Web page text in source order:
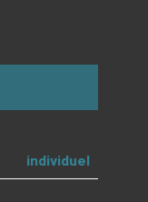
individuel